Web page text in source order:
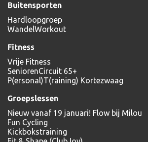
Buitensporten
Hardloopgroep
WandelWorkout
Fitness
Vrije Fitness
SeniorenCircuit 65+
P(ersonal)T(raining) Kortezwaag
Groepslessen
Nieuw vanaf 19 januari! Flow bij Milou
Fun Cycling
Kickbokstraining